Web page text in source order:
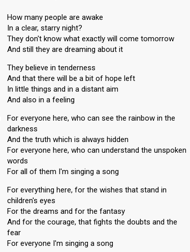
How many people are awake
In a clear, starry night?
They don't know what exactly will come tomorrow
And still they are dreaming about it
They believe in tenderness
And that there will be a bit of hope left
In little things and in a distant aim
And also in a feeling
For everyone here, who can see the rainbow in the
darkness
And the truth which is always hidden
For everyone here, who can understand the unspoken
words
For all of them I'm singing a song
For everything here, for the wishes that stand in
children's eyes
For the dreams and for the fantasy
And for the courage, that fights the doubts and the
fear
For everyone I'm singing a song